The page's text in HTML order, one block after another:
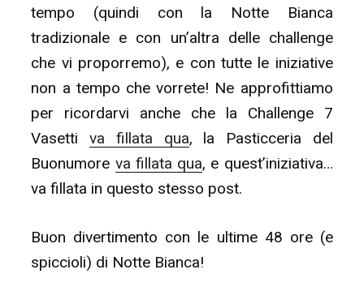
tempo (quindi con la Notte Bianca
tradizionale e con un’altra delle challenge
che vi proporremo), e con tutte le iniziative
non a tempo che vorrete! Ne approfittiamo
per ricordarvi anche che la Challenge 7
Vasettiva fillata qua, la Pasticceria del
Buonumore va fillata qua, e quest’iniziativa…
va fillata in questo stesso post.
Buon divertimento con le ultime 48 ore (e
spiccioli) di Notte Bianca!